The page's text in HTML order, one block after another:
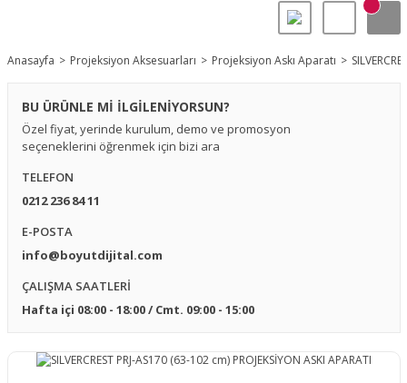
Anasayfa Projeksiyon Aksesuarları Projeksiyon Askı Aparatı
BU ÜRÜNLE Mİ İLGİLENİYORSUN?
Özel fiyat, yerinde kurulum, demo ve promosyon
seçeneklerini öğrenmek için bizi ara
TELEFON
0212 236 84 11
E-POSTA
info@boyutdijital.com
ÇALIŞMA SAATLERİ
Hafta içi 08:00 - 18:00 / Cmt. 09:00 - 15:00